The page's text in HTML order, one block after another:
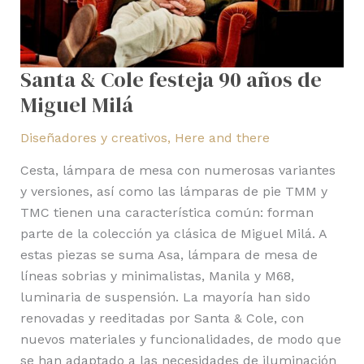
Santa & Cole festeja 90 años de
Miguel Milá
Diseñadores y creativos, Here and there
Cesta, lámpara de mesa con numerosas variantes
y versiones, así como las lámparas de pie TMM y
TMC tienen una característica común: forman
parte de la colección ya clásica de Miguel Milá. A
estas piezas se suma Asa, lámpara de mesa de
líneas sobrias y minimalistas, Manila y M68,
luminaria de suspensión. La mayoría han sido
renovadas y reeditadas por Santa & Cole, con
nuevos materiales y funcionalidades, de modo que
se han adaptado a las necesidades de iluminación